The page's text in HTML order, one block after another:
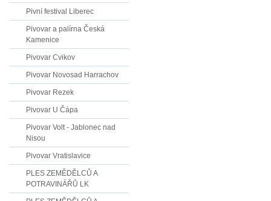
Pivní festival Liberec
Pivovar a palírna Česká
Kamenice
Pivovar Cvikov
Pivovar Novosad Harrachov
Pivovar Rezek
Pivovar U Čápa
Pivovar Volt - Jablonec nad
Nisou
Pivovar Vratislavice
PLES ZEMĚDĚLCŮ A
POTRAVINÁŘŮ LK